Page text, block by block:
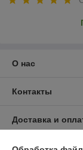
О нас
Контакты
Доставка и
График работы